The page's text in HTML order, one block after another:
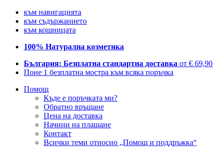
към навигацията
към съдържанието
към кошницата
100% Натурална козметика
България: Безплатна стандартна доставка от € 69,90
Поне 1 безплатна мостра към всяка поръчка
Помощ
Къде е поръчката ми?
Обратно връщане
Цена на доставка
Начини на плащане
Контакт
Всички теми относно „Помощ и поддръжка“